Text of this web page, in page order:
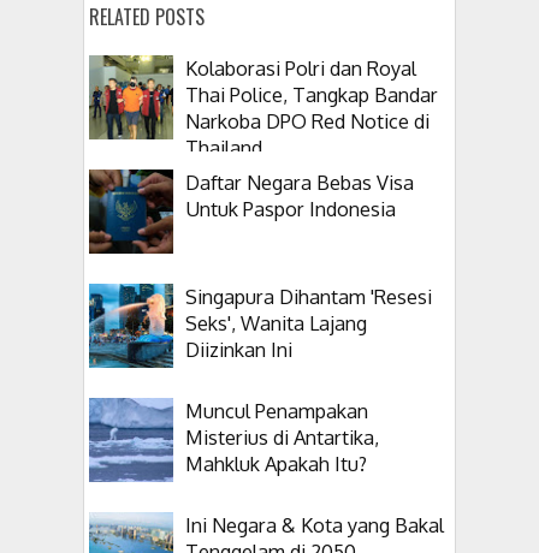
RELATED POSTS
Kolaborasi Polri dan Royal
Thai Police, Tangkap Bandar
Narkoba DPO Red Notice di
Thailand
Daftar Negara Bebas Visa
Untuk Paspor Indonesia
Singapura Dihantam 'Resesi
Seks', Wanita Lajang
Diizinkan Ini
Muncul Penampakan
Misterius di Antartika,
Mahkluk Apakah Itu?
Ini Negara & Kota yang Bakal